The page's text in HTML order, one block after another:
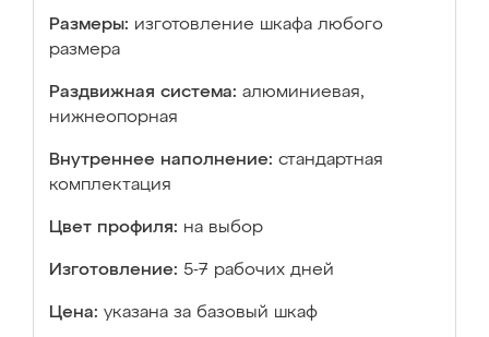
Размеры: изготовление шкафа любого
размера
Раздвижная система: алюминиевая,
нижнеопорная
Внутреннее наполнение: стандартная
комплектация
Цвет профиля: на выбор
Изготовление: 5-7 рабочих дней
Цена: указана за базовый шкаф